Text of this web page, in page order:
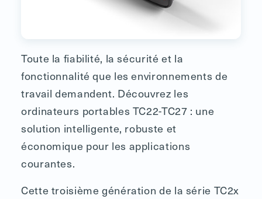
Toute la fiabilité, la sécurité et la
fonctionnalité que les environnements de
travail demandent. Découvrez les
ordinateurs portables TC22-TC27 : une
solution intelligente, robuste et
économique pour les applications
courantes.
Cette troisième génération de la série TC2x